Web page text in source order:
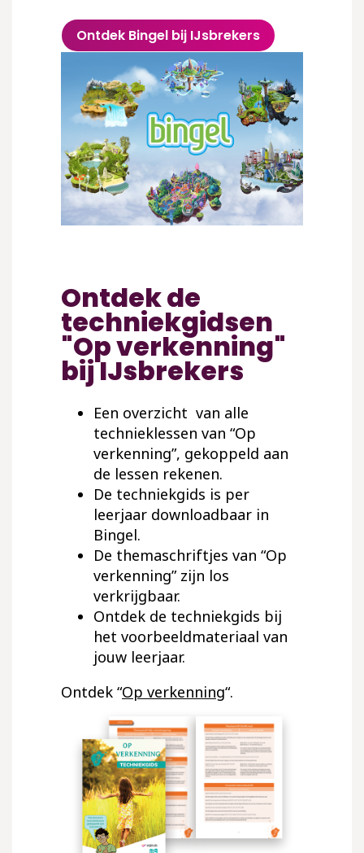
Ontdek Bingel bij IJsbrekers
Ontdek de
techniekgidsen
"Op verkenning"
bij IJsbrekers
Een overzicht van alle
technieklessen van “Op
verkenning”, gekoppeld aan
de lessen rekenen.
De techniekgids is per
leerjaar downloadbaar in
Bingel.
De themaschriftjes van “Op
verkenning” zijn los
verkrijgbaar.
Ontdek de techniekgids bij
het voorbeeldmateriaal van
jouw leerjaar.
Ontdek “Op verkenning“.